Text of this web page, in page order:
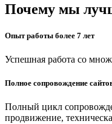
Почему мы
Опыт работы более 7 лет
Успешная работа со
Полное сопровождение
Полный цикл
продвижение,